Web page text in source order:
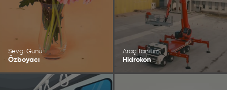
Sevgi Günü
Özboyacı
Araç Tanıtım
Hidrokon